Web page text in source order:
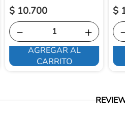
$ 10.700
＋
－
AGREGAR AL
CARRITO
$